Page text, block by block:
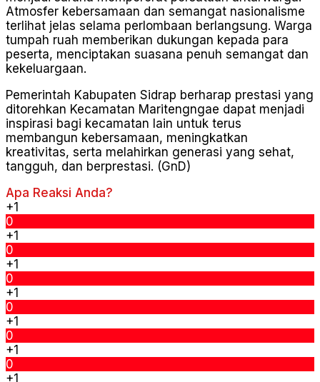
Atmosfer kebersamaan dan semangat nasionalisme
terlihat jelas selama perlombaan berlangsung. Warga
tumpah ruah memberikan dukungan kepada para
peserta, menciptakan suasana penuh semangat dan
kekeluargaan.
Pemerintah Kabupaten Sidrap berharap prestasi yang
ditorehkan Kecamatan Maritengngae dapat menjadi
inspirasi bagi kecamatan lain untuk terus
membangun kebersamaan, meningkatkan
kreativitas, serta melahirkan generasi yang sehat,
tangguh, dan berprestasi. (GnD)
Apa Reaksi Anda?
+1
0
+1
0
+1
0
+1
0
+1
0
+1
0
+1